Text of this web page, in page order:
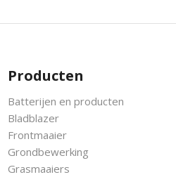
Producten
Batterijen en producten
Bladblazer
Frontmaaier
Grondbewerking
Grasmaaiers